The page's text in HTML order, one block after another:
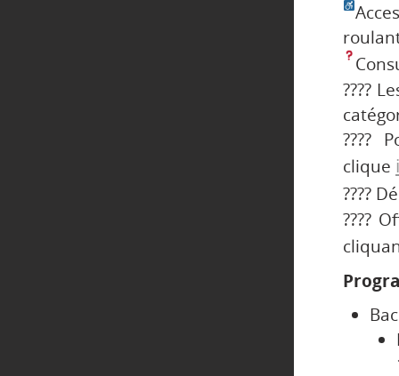
????
????️
clique
????
????